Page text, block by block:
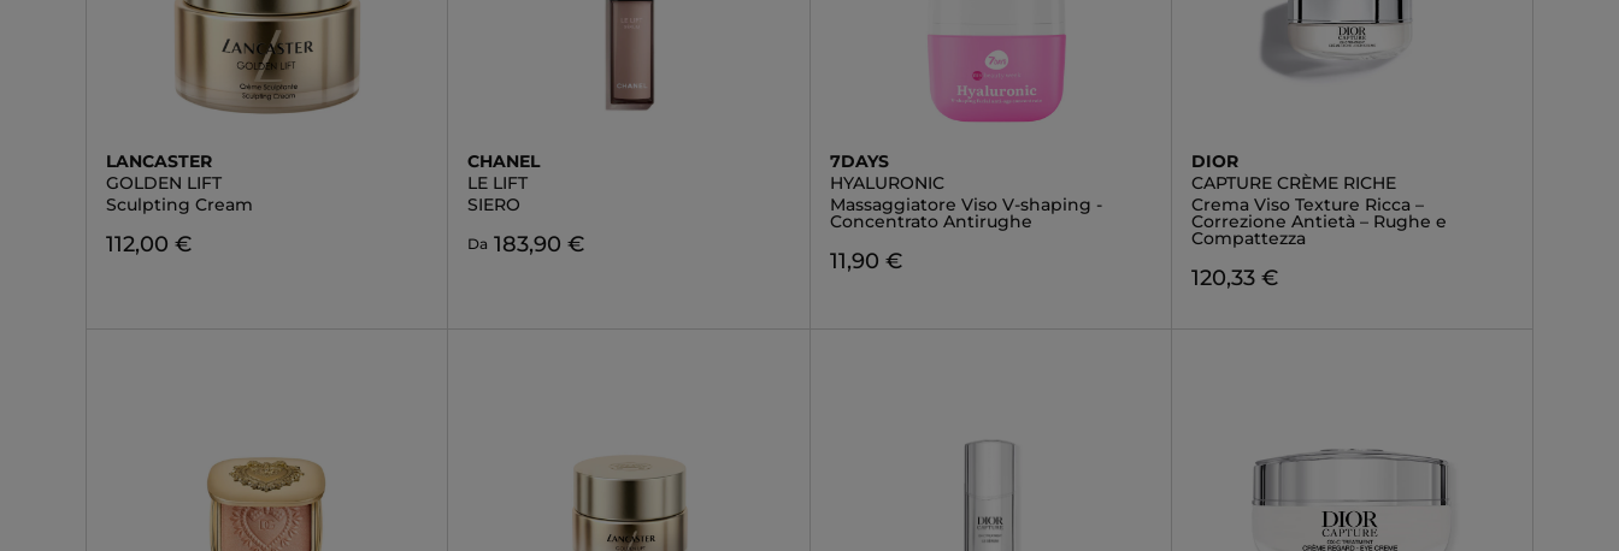
LANCASTER
GOLDEN LIFT
Sculpting Cream
112,00 €
CHANEL
LE LIFT
SIERO
Da 183,90 €
7DAYS
HYALURONIC
Massaggiatore Viso V-shaping -
Concentrato Antirughe
11,90 €
DIOR
CAPTURE CRÈME RICHE
Crema Viso Texture Ricca –
Correzione Antietà – Rughe e
Compattezza
120,33 €